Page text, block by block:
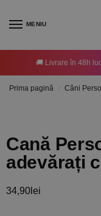
MENIU
🚚 Livrare în 48h
Prima pagină Căni
Cană
adevărați
34,90 lei